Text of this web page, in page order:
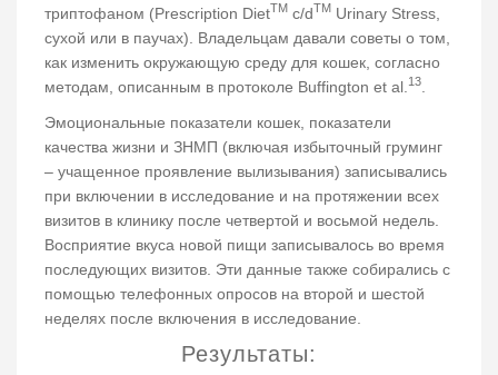
триптофаном (Prescription DietTM c/dTM
сухой или в паучах). Владельцам давали советы о том,
как изменить окружающую среду для кошек, согласно
методам, описанным в протоколе Buffington et al. 13
Эмоциональные показатели кошек, показатели
качества жизни и ЗНМП (включая избыточный груминг
– учащенное проявление вылизывания) записывались
при включении в исследование и на протяжении всех
визитов в клинику после четвертой и восьмой недель.
Восприятие вкуса новой пищи записывалось во время
последующих визитов. Эти данные также собирались с
помощью телефонных опросов на второй и шестой
неделях после включения в исследование.
Результаты: